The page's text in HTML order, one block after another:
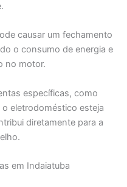
causar um fechamento
o consumo de energia e
no motor.
específicas, como
eletrodoméstico esteja
diretamente para a
em Indaiatuba